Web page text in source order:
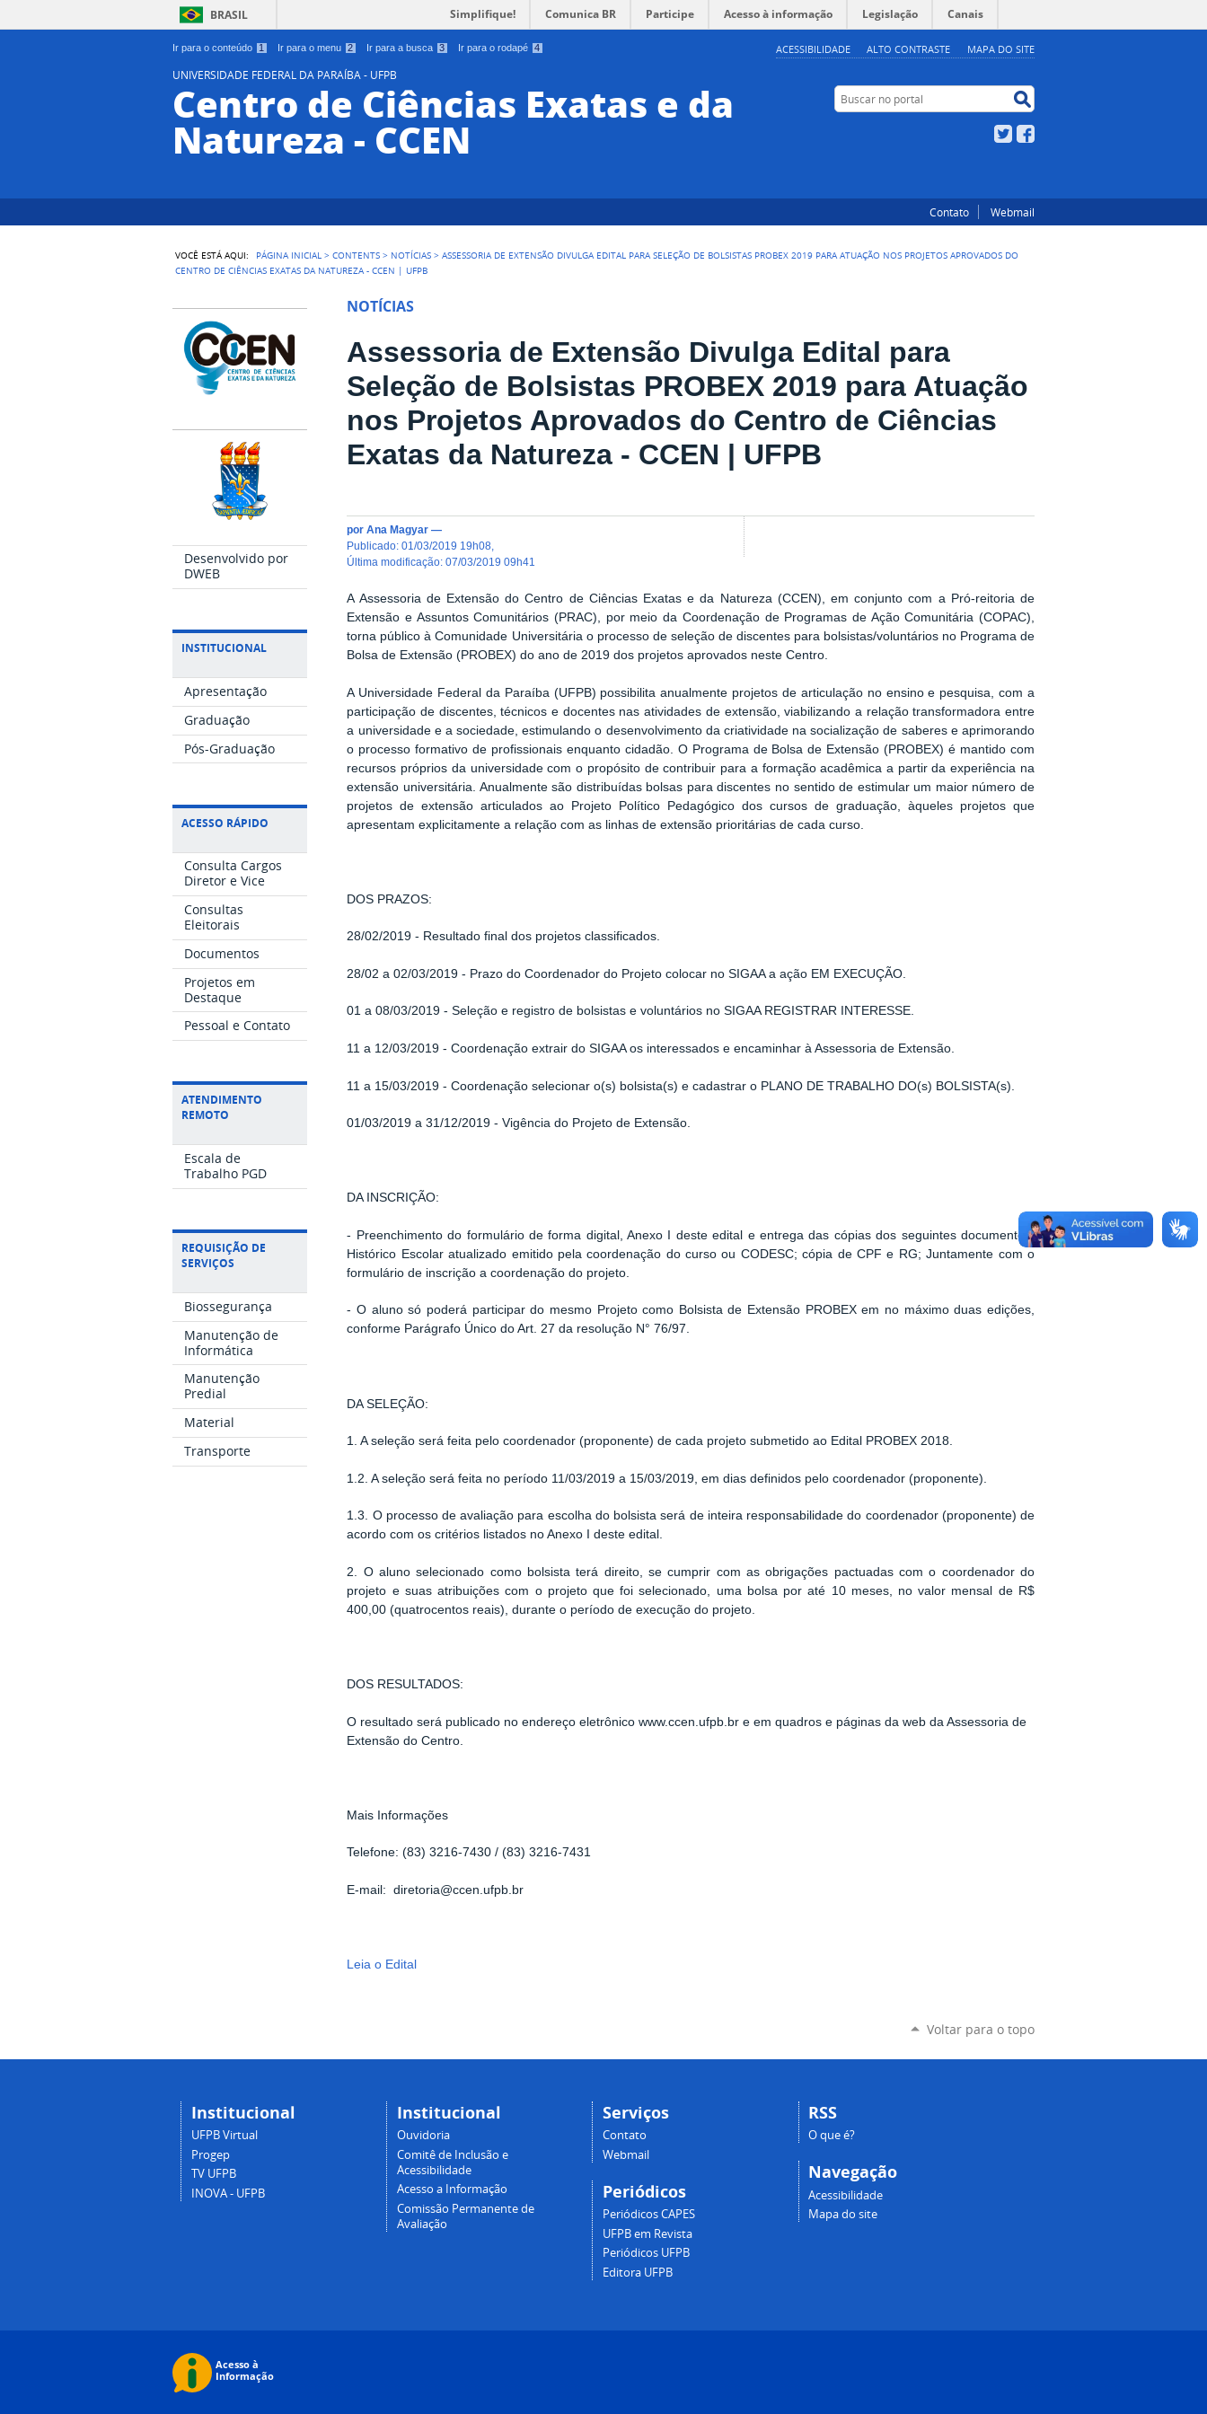
Ir para o conteúdo 1 Ir para o menu 2 Ir para a busca 3 Ir para o rodapé 4 ACESSIBILIDADE ALTO CONTRASTE MAPA DO SITE
BRASIL Simplifique! Comunica BR Participe Acesso à informação Legislação Canais
UNIVERSIDADE FEDERAL DA PARAÍBA - UFPB
Centro de Ciências Exatas e da
Natureza - CCEN
Buscar no portal
Twitter
Contato Webmail
VOCÊ ESTÁ AQUI: PÁGINA INICIAL >CONTENTS > NOTÍCIAS >ASSESSORIA DE EXTENSÃO DIVULGA EDITAL PARA SELEÇÃO DE BOLSISTAS PROBEX 2019 PARA ATUAÇÃO NOS PROJETOS APROVADOS DO
CENTRO DE CIÊNCIAS EXATAS DA NATUREZA - CCEN | UFPB
Desenvolvido por
DWEB
INSTITUCIONAL
Apresentação
Graduação
Pós-Graduação
ACESSO RÁPIDO
Consulta Cargos
Diretor e Vice
Consultas
Eleitorais
Documentos
Projetos em
Destaque
Pessoal e Contato
ATENDIMENTO
REMOTO
Escala de
Trabalho PGD
REQUISIÇÃO DE
SERVIÇOS
Biossegurança
Manutenção de
Informática
Manutenção
Predial
Material
Transporte
NOTÍCIAS
Assessoria de Extensão Divulga Edital para
Seleção de Bolsistas PROBEX 2019 para Atuação
nos Projetos Aprovados do Centro de Ciências
Exatas da Natureza - CCEN | UFPB
porAna Magyar —
publicado:01/03/2019 19h08
última modificação:07/03/2019 09h41
A Assessoria de Extensão do Centro de Ciências Exatas e da Natureza (CCEN), em conjunto com a Pró-reitoria de
Extensão e Assuntos Comunitários (PRAC), por meio da Coordenação de Programas de Ação Comunitária (COPAC),
torna público à Comunidade Universitária o processo de seleção de discentes para bolsistas/voluntários no Programa de
Bolsa de Extensão (PROBEX) do ano de 2019 dos projetos aprovados neste Centro.
A Universidade Federal da Paraíba (UFPB) possibilita anualmente projetos de articulação no ensino e pesquisa, com a
participação de discentes, técnicos e docentes nas atividades de extensão, viabilizando a relação transformadora entre
a universidade e a sociedade, estimulando o desenvolvimento da criatividade na socialização de saberes e aprimorando
o processo formativo de profissionais enquanto cidadão. O Programa de Bolsa de Extensão (PROBEX) é mantido com
recursos próprios da universidade com o propósito de contribuir para a formação acadêmica a partir da experiência na
extensão universitária. Anualmente são distribuídas bolsas para discentes no sentido de estimular um maior número de
projetos de extensão articulados ao Projeto Político Pedagógico dos cursos de graduação, àqueles projetos que
apresentam explicitamente a relação com as linhas de extensão prioritárias de cada curso.
DOS PRAZOS:
28/02/2019 - Resultado final dos projetos classificados.
28/02 a 02/03/2019 - Prazo do Coordenador do Projeto colocar no SIGAA a ação EM EXECUÇÃO.
01 a 08/03/2019 - Seleção e registro de bolsistas e voluntários no SIGAA REGISTRAR INTERESSE.
11 a 12/03/2019 -Coordenação extrair do SIGAA os interessados e encaminhar à Assessoria de Extensão.
11 a 15/03/2019 -Coordenação selecionar o(s) bolsista(s) e cadastrar o PLANO DE TRABALHO DO(s) BOLSISTA(s).
01/03/2019 a 31/12/2019 -Vigência do Projeto de Extensão.
DA INSCRIÇÃO:
- Preenchimento do formulário de forma digital, Anexo I deste edital eentrega das cópias dos seguintes documentos:
Histórico Escolar atualizado emitido pela coordenação do curso ou CODESC; cópia de CPF e RG; Juntamente com o
formulário de inscrição a coordenação do projeto.
- O aluno só poderá participar do mesmo Projeto como Bolsista de Extensão PROBEX em no máximo duas edições,
conforme Parágrafo Único do Art. 27 da resolução N° 76/97.
DA SELEÇÃO:
1. A seleção será feita pelo coordenador (proponente) de cada projetosubmetido ao Edital PROBEX 2018.
1.2. A seleção será feita no período 11/03/2019 a 15/03/2019, em diasdefinidos pelo coordenador (proponente).
1.3. O processo de avaliação para escolha do bolsista será de inteira responsabilidade do coordenador (proponente) de
acordo com os critérios listados no Anexo I deste edital.
2. O aluno selecionado como bolsista terá direito, se cumprir com asobrigações pactuadas com o coordenador do
projeto e suas atribuições com o projeto que foi selecionado, uma bolsa por até 10 meses, no valor mensal de R$
400,00 (quatrocentos reais), durante o período de execução do projeto.
DOS RESULTADOS:
O resultado será publicado no endereço eletrônicowww.ccen.ufpb.breem quadros e páginas da web da Assessoria de
Extensão do Centro.
Mais Informações
Telefone:(83) 3216-7430 /(83) 3216-7431
E-mail: diretoria@ccen.ufpb.br
Leia o Edital
Voltar para o topo
Institucional
UFPB Virtual
Progep
TV UFPB
INOVA - UFPB
Institucional
Ouvidoria
Comitê de Inclusão e
Acessibilidade
Acesso a Informação
Comissão Permanente de
Avaliação
Serviços
Contato
Webmail
Periódicos
Periódicos CAPES
UFPB em Revista
Periódicos UFPB
Editora UFPB
RSS
O que é?
Navegação
Acessibilidade
Mapa do site